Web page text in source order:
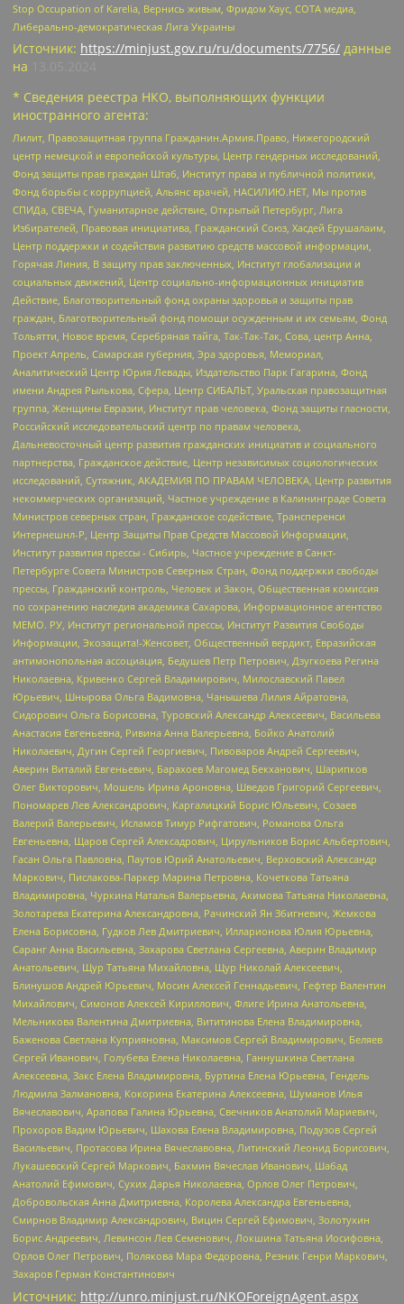
Stop Occupation of Karelia, Вернись живым, Фридом Хаус, СОТА медиа,
Либерально-демократическая Лига Украины
Источник: https://minjust.gov.ru/ru/documents/7756/ данные
на
* Сведения реестра НКО, выполняющих функции
иностранного агента:
Лилит, Правозащитная группа Гражданин.Армия.Право, Нижегородский
центр немецкой и европейской культуры, Центр гендерных исследований,
Фонд защиты прав граждан Штаб, Институт права и публичной политики,
Фонд борьбы с коррупцией, Альянс врачей, НАСИЛИЮ.НЕТ, Мы против
СПИДа, СВЕЧА, Гуманитарное действие, Открытый Петербург, Лига
Избирателей, Правовая инициатива, Гражданский Союз, Хасдей Ерушалаим,
Центр поддержки и содействия развитию средств массовой информации,
Горячая Линия, В защиту прав заключенных, Институт глобализации и
социальных движений, Центр социально-информационных инициатив
Действие, Благотворительный фонд охраны здоровья и защиты прав
граждан, Благотворительный фонд помощи осужденным и их семьям, Фонд
Тольятти, Новое время, Серебряная тайга, Так-Так-Так, Сова, центр Анна,
Проект Апрель, Самарская губерния, Эра здоровья, Мемориал,
Аналитический Центр Юрия Левады, Издательство Парк Гагарина, Фонд
имени Андрея Рылькова, Сфера, Центр СИБАЛЬТ, Уральская правозащитная
группа, Женщины Евразии, Институт прав человека, Фонд защиты гласности,
Российский исследовательский центр по правам человека,
Дальневосточный центр развития гражданских инициатив и социального
партнерства, Гражданское действие, Центр независимых социологических
исследований, Сутяжник, АКАДЕМИЯ ПО ПРАВАМ ЧЕЛОВЕКА, Центр развития
некоммерческих организаций, Частное учреждение в Калининграде Совета
Министров северных стран, Гражданское содействие, Трансперенси
Интернешнл-Р, Центр Защиты Прав Средств Массовой Информации,
Институт развития прессы - Сибирь, Частное учреждение в Санкт-
Петербурге Совета Министров Северных Стран, Фонд поддержки свободы
прессы, Гражданский контроль, Человек и Закон, Общественная комиссия
по сохранению наследия академика Сахарова, Информационное агентство
МЕМО. РУ, Институт региональной прессы, Институт Развития Свободы
Информации, Экозащита!-Женсовет, Общественный вердикт, Евразийская
антимонопольная ассоциация, Бедушев Петр Петрович, Дзугкоева Регина
Николаевна, Кривенко Сергей Владимирович, Милославский Павел
Юрьевич, Шнырова Ольга Вадимовна, Чанышева Лилия Айратовна,
Сидорович Ольга Борисовна, Туровский Александр Алексеевич, Васильева
Анастасия Евгеньевна, Ривина Анна Валерьевна, Бойко Анатолий
Николаевич, Дугин Сергей Георгиевич, Пивоваров Андрей Сергеевич,
Аверин Виталий Евгеньевич, Барахоев Магомед Бекханович, Шарипков
Олег Викторович, Мошель Ирина Ароновна, Шведов Григорий Сергеевич,
Пономарев Лев Александрович, Каргалицкий Борис Юльевич, Созаев
Валерий Валерьевич, Исламов Тимур Рифгатович, Романова Ольга
Евгеньевна, Щаров Сергей Алексадрович, Цирульников Борис Альбертович,
Гасан Ольга Павловна, Паутов Юрий Анатольевич, Верховский Александр
Маркович, Пислакова-Паркер Марина Петровна, Кочеткова Татьяна
Владимировна, Чуркина Наталья Валерьевна, Акимова Татьяна Николаевна,
Золотарева Екатерина Александровна, Рачинский Ян Збигневич, Жемкова
Елена Борисовна, Гудков Лев Дмитриевич, Илларионова Юлия Юрьевна,
Саранг Анна Васильевна, Захарова Светлана Сергеевна, Аверин Владимир
Анатольевич, Щур Татьяна Михайловна, Щур Николай Алексеевич,
Блинушов Андрей Юрьевич, Мосин Алексей Геннадьевич, Гефтер Валентин
Михайлович, Симонов Алексей Кириллович, Флиге Ирина Анатольевна,
Мельникова Валентина Дмитриевна, Вититинова Елена Владимировна,
Баженова Светлана Куприяновна, Максимов Сергей Владимирович, Беляев
Сергей Иванович, Голубева Елена Николаевна, Ганнушкина Светлана
Алексеевна, Закс Елена Владимировна, Буртина Елена Юрьевна, Гендель
Людмила Залмановна, Кокорина Екатерина Алексеевна, Шуманов Илья
Вячеславович, Арапова Галина Юрьевна, Свечников Анатолий Мариевич,
Прохоров Вадим Юрьевич, Шахова Елена Владимировна, Подузов Сергей
Васильевич, Протасова Ирина Вячеславовна, Литинский Леонид Борисович,
Лукашевский Сергей Маркович, Бахмин Вячеслав Иванович, Шабад
Анатолий Ефимович, Сухих Дарья Николаевна, Орлов Олег Петрович,
Добровольская Анна Дмитриевна, Королева Александра Евгеньевна,
Смирнов Владимир Александрович, Вицин Сергей Ефимович, Золотухин
Борис Андреевич, Левинсон Лев Семенович, Локшина Татьяна Иосифовна,
Орлов Олег Петрович, Полякова Мара Федоровна, Резник Генри Маркович,
Захаров Герман Константинович
Источник: http://unro.minjust.ru/NKOForeignAgent.aspx